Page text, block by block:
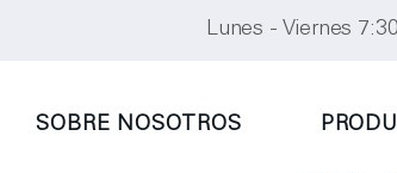
Lunes - Viernes
SOBRE NOSOTROS